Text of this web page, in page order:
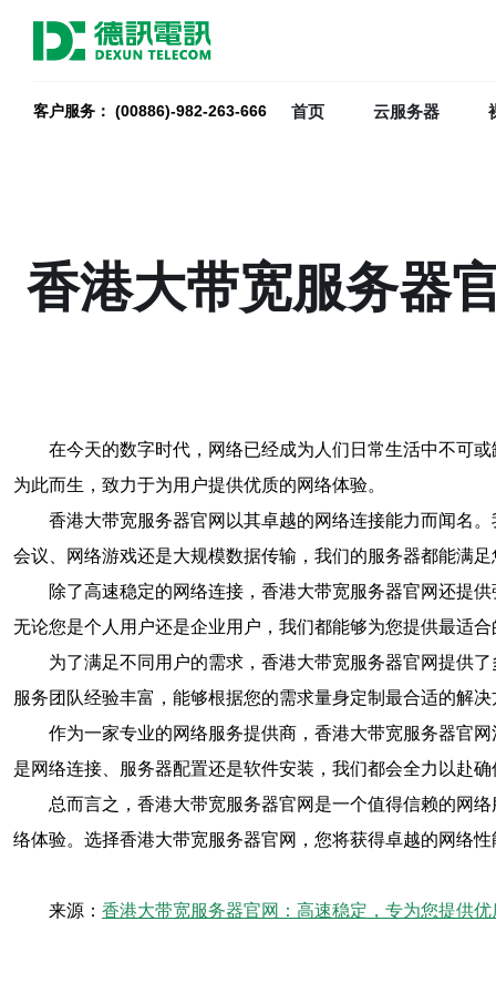
客户服务： (00886)-982-263-666 首页 云服务器
香港大带宽服务器
在今天的数字时代，网络已经成为人们日常生活中不可
为此而生，致力于为用户提供优质的网络体验。
香港大带宽服务器官网以其卓越的网络连接能力而闻名
会议、网络游戏还是大规模数据传输，我们的服务器都能满
除了高速稳定的网络连接，香港大带宽服务器官网还提
无论您是个人用户还是企业用户，我们都能够为您提供最适
为了满足不同用户的需求，香港大带宽服务器官网提供
服务团队经验丰富，能够根据您的需求量身定制最合适的解决
作为一家专业的网络服务提供商，香港大带宽服务器官
是网络连接、服务器配置还是软件安装，我们都会全力以赴
总而言之，香港大带宽服务器官网是一个值得信赖的网
络体验。选择香港大带宽服务器官网，您将获得卓越的网络
来源： 香港大带宽服务器官网：高速稳定，专为您提供